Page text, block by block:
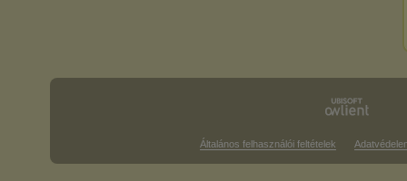
Általános felhasználói feltételek